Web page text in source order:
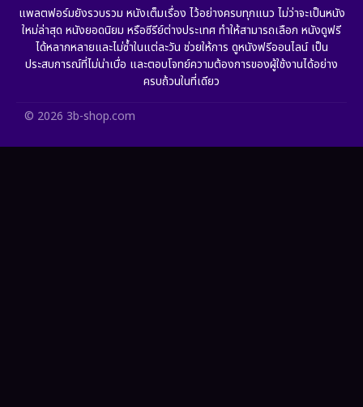
HBO GO (11)
HBO Max (2)
Healing
Heist (7)
แพลตฟอร์มยังรวบรวม หนังเต็มเรื่อง ไว้อย่างครบทุกแนว ไม่ว่าจะเป็นหนัง
ใหม่ล่าสุด หนังยอดนิยม หรือซีรีย์ต่างประเทศ ทำให้สามารถเลือก หนังดูฟรี
ได้หลากหลายและไม่ซ้ำในแต่ละวัน ช่วยให้การ ดูหนังฟรีออนไลน์ เป็น
ประสบการณ์ที่ไม่น่าเบื่อ และตอบโจทย์ความต้องการของผู้ใช้งานได้อย่าง
ครบถ้วนในที่เดียว
© 2026 3b-shop.com